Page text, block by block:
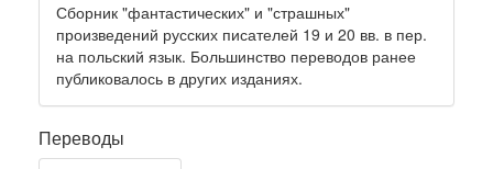
Сборник "фантастических" и "страшных"
произведений русских писателей 19 и 20 вв. в пер.
на польский язык. Большинство переводов ранее
публиковалось в других изданиях.
Переводы